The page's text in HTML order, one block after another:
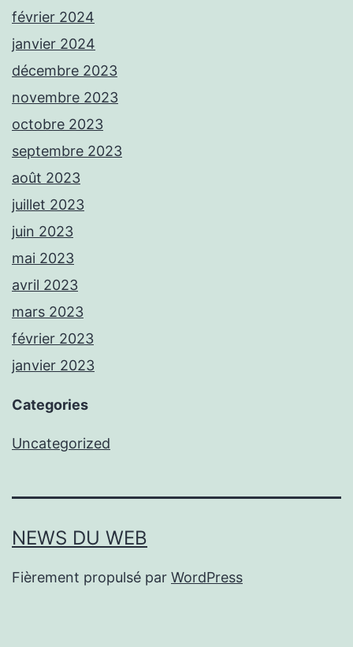
février 2024
janvier 2024
décembre 2023
novembre 2023
octobre 2023
septembre 2023
août 2023
juillet 2023
juin 2023
mai 2023
avril 2023
mars 2023
février 2023
janvier 2023
Categories
Uncategorized
NEWS DU WEB
Fièrement propulsé par WordPress